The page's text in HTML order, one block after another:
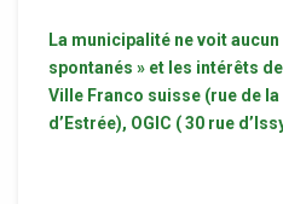
La municipalité ne voit
spontanés » et les intérêts
Ville Franco suisse (rue de
d’Estrée), OGIC ( 30 rue